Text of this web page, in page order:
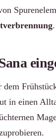
.
in einen